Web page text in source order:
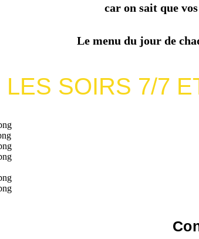
car on sait que
Le menu du jour de
LES SOIRS 7/7